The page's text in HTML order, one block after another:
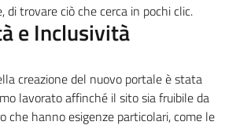
di trovare ciò che cerca in pochi clic.
e Inclusività
creazione del nuovo portale è stata
lavorato affinché il sito sia fruibile da
che hanno esigenze particolari, come le